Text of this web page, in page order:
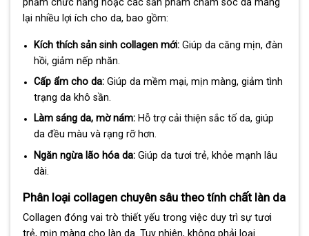
phẩm chức năng hoặc các sản phẩm chăm sóc da mang
lại nhiều lợi ích cho da, bao gồm:
Kích thích sản sinh collagen mới:Giúp da căng mịn, đàn
hồi, giảm nếp nhăn.
Cấp ẩm cho da:Giúp da mềm mại, mịn màng, giảm tình
trạng da khô sần.
Làm sáng da, mờ nám:Hỗ trợ cải thiện sắc tố da, giúp
da đều màu và rạng rỡ hơn.
Ngăn ngừa lão hóa da:Giúp da tươi trẻ, khỏe mạnh lâu
dài.
Phân loại collagen chuyên sâu theo tính chất làn da
Collagen đóng vai trò thiết yếu trong việc duy trì sự tươi